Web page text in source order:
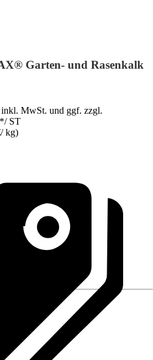
Garten- und Rasenkalk
MwSt. und ggf. zzgl.
*/ ST
/ kg)